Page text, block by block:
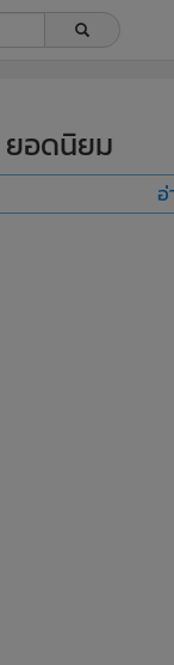
ยอดนิยม
อ่